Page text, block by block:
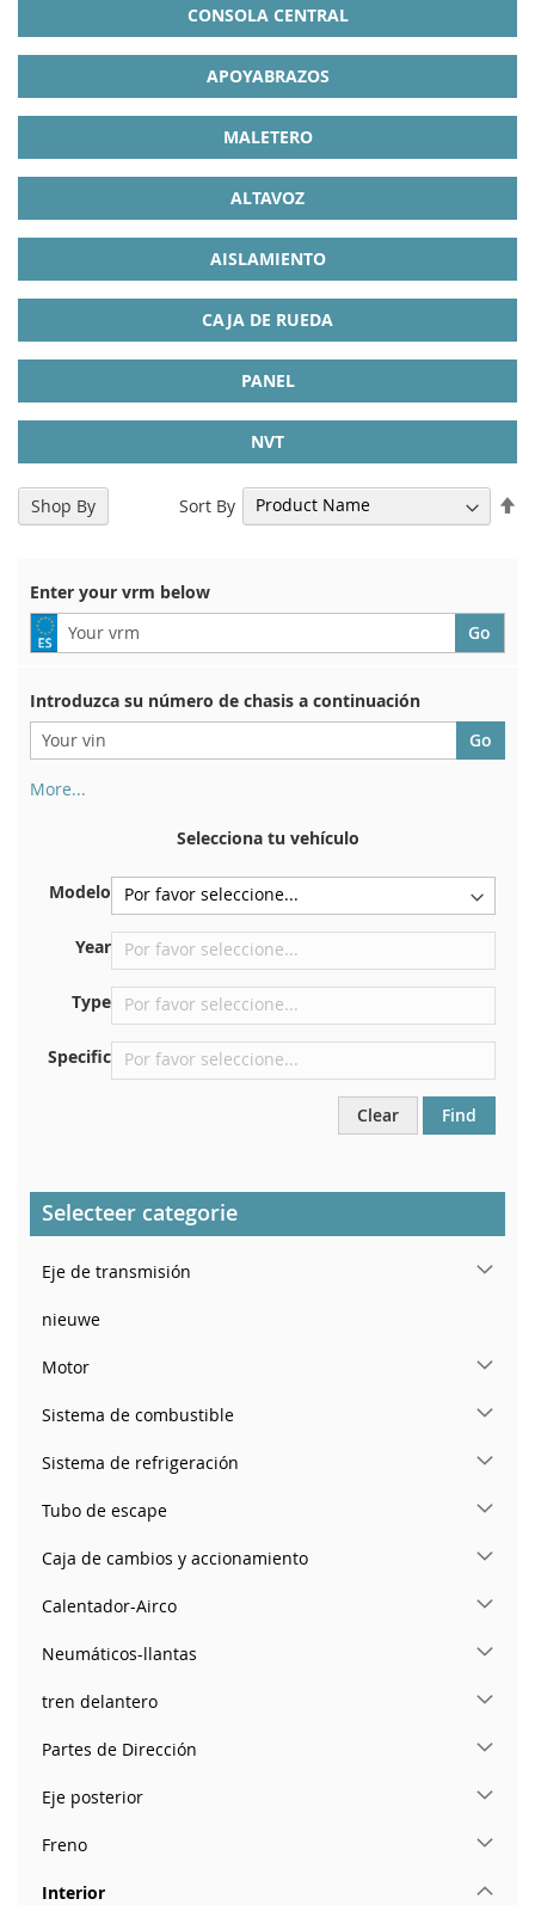
CONSOLA CENTRAL
APOYABRAZOS
MALETERO
ALTAVOZ
AISLAMIENTO
CAJA DE RUEDA
PANEL
NVT
Sort By
Enter your vrm below
Introduzca su número de chasis a continuación
More...
certificado de registro. Y también en el coche.
En la placa inferior del asiento delantero derecho
Centrar contra el mamparo debajo del capó.
Justo en el compartimento del motor.
En el pilar de la puerta trasera derecha
Selecciona tu vehículo
Modelo
Year
Type
Specific
Clear Find
Selecteer categorie
Eje de transmisión
nieuwe
Motor
Sistema de combustible
Sistema de refrigeración
Tubo de escape
Caja de cambios y accionamiento
Calentador-Airco
Neumáticos-llantas
tren delantero
Partes de Dirección
Eje posterior
Freno
Interior
Shop By